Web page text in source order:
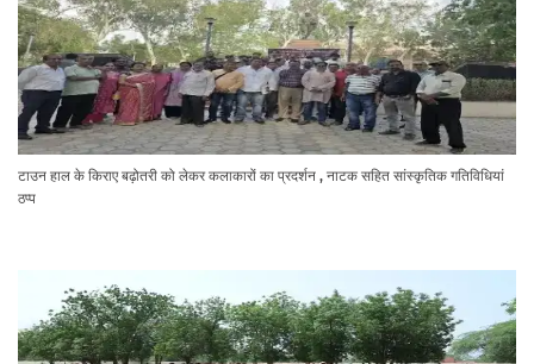
टाउन हाल के किराए बढ़ोतरी को लेकर कलाकारों का प्रदर्शन , नाटक सहित सांस्कृतिक गतिविधियां
ठप्प